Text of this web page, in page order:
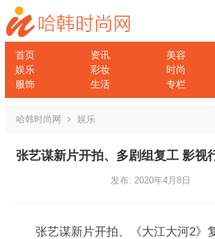
首页 资讯 美容
娱乐
彩妆 时尚
服饰
生活 专栏
哈韩时尚网 娱乐
张艺谋新片开拍、多剧组复工 影视
发布: 2020年4月8日
张艺谋新片开拍、《大江大河2》